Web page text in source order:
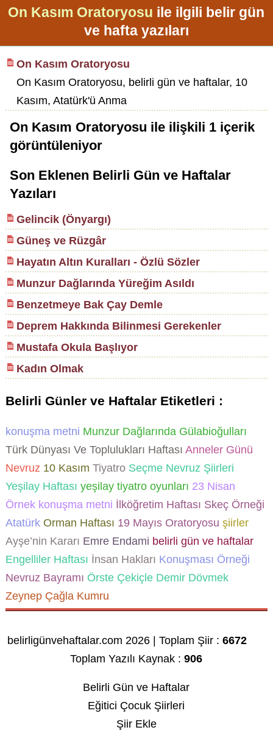
On Kasım Oratoryosu ile ilgili belir gün
ve hafta yazıları
On Kasım Oratoryosu
On Kasım Oratoryosu, belirli gün ve haftalar, 10
Kasım, Atatürk'ü Anma
On Kasım Oratoryosu ile ilişkili 1içerik
görüntüleniyor
Son Eklenen Belirli Gün ve Haftalar
Yazıları
Gelincik (Önyargı)
Güneş ve Rüzgâr
Hayatın Altın Kuralları - Özlü Sözler
Munzur Dağlarında Yüreğim Asıldı
Benzetmeye Bak Çay Demle
Deprem Hakkında Bilinmesi Gerekenler
Mustafa Okula Başlıyor
Kadın Olmak
Belirli Günler ve Haftalar Etiketleri :
konuşma metni Munzur Dağlarında Gülabioğulları
Türk Dünyası Ve Toplulukları Haftası Anneler Günü
Nevruz 10 Kasım TiyatroSeçme Nevruz Şiirleri
Yeşilay Haftası yeşilay tiyatro oyunları 23 Nisan
Örnek konuşma metni İlköğretim Haftası Skeç Örneği
AtatürkOrman Haftası 19 Mayıs Oratoryosu şiirler
Ayşe’nin Kararı Emre Endami belirli gün ve haftalar
Engelliler Haftası İnsan Hakları Konuşması Örneği
Nevruz Bayramı Örste Çekiçle Demir Dövmek
Zeynep Çağla Kumru
belirligünvehaftalar.com 2026 | Toplam Şiir :6672
Toplam Yazılı Kaynak :906
Belirli Gün ve Haftalar
Eğitici Çocuk Şiirleri
Şiir Ekle